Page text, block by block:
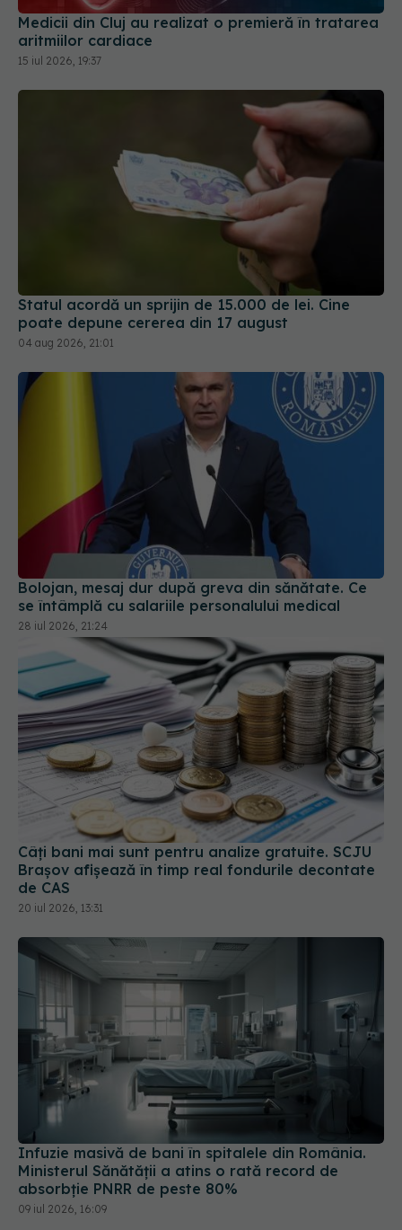
Medicii din Cluj au realizat o premieră în tratarea
aritmiilor cardiace
15 iul 2026, 19:37
Statul acordă un sprijin de 15.000 de lei. Cine
poate depune cererea din 17 august
04 aug 2026, 21:01
Bolojan, mesaj dur după greva din sănătate. Ce
se întâmplă cu salariile personalului medical
28 iul 2026, 21:24
Câți bani mai sunt pentru analize gratuite. SCJU
Brașov afișează în timp real fondurile decontate
de CAS
20 iul 2026, 13:31
Infuzie masivă de bani în spitalele din România.
Ministerul Sănătății a atins o rată record de
absorbție PNRR de peste 80%
09 iul 2026, 16:09